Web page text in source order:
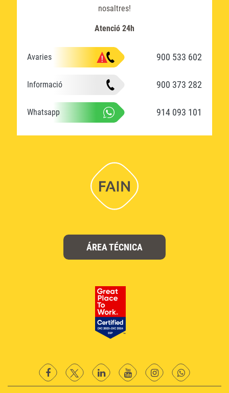
nosaltres!
Atenció 24h
Avaries 900 533 602
Informació 900 373 282
Whatsapp 914 093 101
ÁREA TÉCNICA
facebooktwitter LinkedinYouTubeinstagramWhatsapp